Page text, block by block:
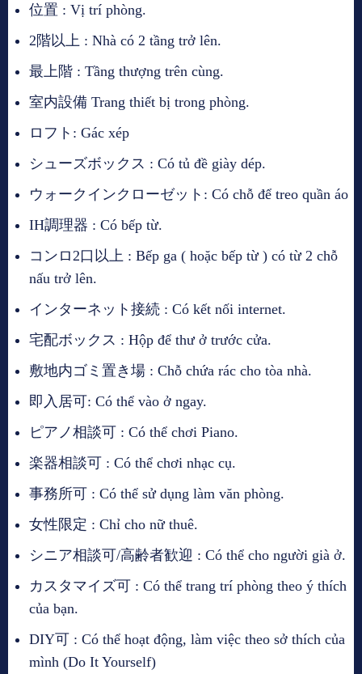
位置 : Vị trí phòng.
2階以上 : Nhà có 2 tầng trở lên.
最上階 : Tầng thượng trên cùng.
室内設備 Trang thiết bị trong phòng.
ロフト: Gác xép
シューズボックス : Có tủ đề giày dép.
ウォークインクローゼット: Có chỗ để treo quần áo
IH調理器 : Có bếp từ.
コンロ2口以上 : Bếp ga ( hoặc bếp từ ) có từ 2 chỗ
nấu trở lên.
インターネット接続 : Có kết nối internet.
宅配ボックス : Hộp để thư ở trước cửa.
敷地内ゴミ置き場 : Chỗ chứa rác cho tòa nhà.
即入居可: Có thể vào ở ngay.
ピアノ相談可 : Có thể chơi Piano.
楽器相談可 : Có thể chơi nhạc cụ.
事務所可 : Có thể sử dụng làm văn phòng.
女性限定 : Chỉ cho nữ thuê.
シニア相談可/高齢者歓迎 : Có thể cho người già ở.
カスタマイズ可 : Có thể trang trí phòng theo ý thích
của bạn.
DIY可 : Có thể hoạt động, làm việc theo sở thích của
mình (Do It Yourself)